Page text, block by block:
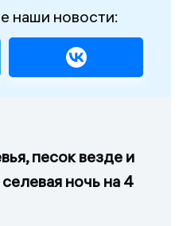
наши новости:
песок везде и
ночь на 4